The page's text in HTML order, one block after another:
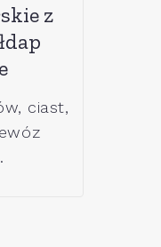
z
ciast,